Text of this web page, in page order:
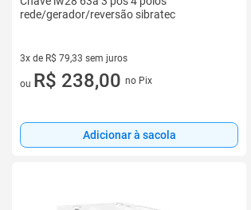
rede/gerador/reversão sibratec
3x de R$ 79,33 sem juros
3 vez de R$ 79,33 sem juros
ou R$ 238,00 no Pix
Adicionar à sacola